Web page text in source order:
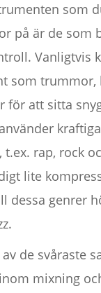
som
på är de som
Vanligtvis
som trummor,
för att sitta
t.ex. rap, rock
lite
dessa genrer
de svåraste
mixning